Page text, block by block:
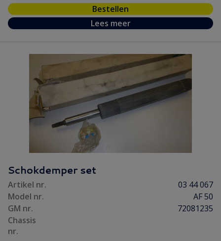
Bestellen
Lees meer
Schokdemper set
Artikel nr.
03 44 067
Model nr.
AF 50
GM nr.
72081235
Chassis
nr.